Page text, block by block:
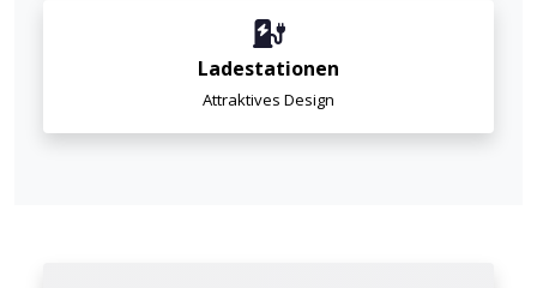
Ladestationen
Attraktives Design